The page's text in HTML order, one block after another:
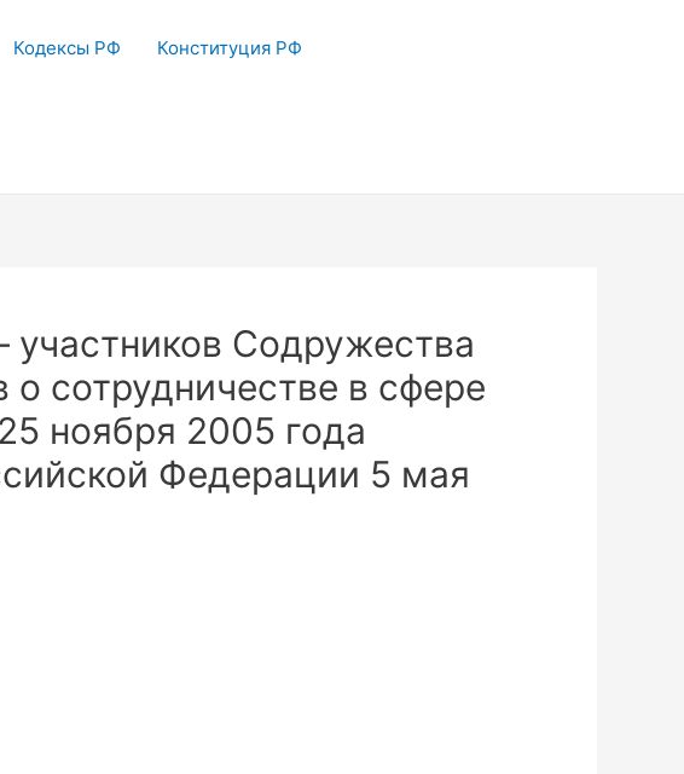
Кодексы РФ Конституция РФ
участников Содружества
сотрудничестве в сфере
ноября 2005 года
Федерации 5 мая